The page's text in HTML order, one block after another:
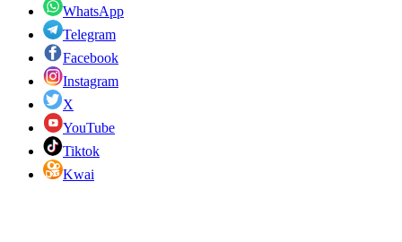
WhatsApp
Telegram
Facebook
Instagram
X
YouTube
Tiktok
Kwai